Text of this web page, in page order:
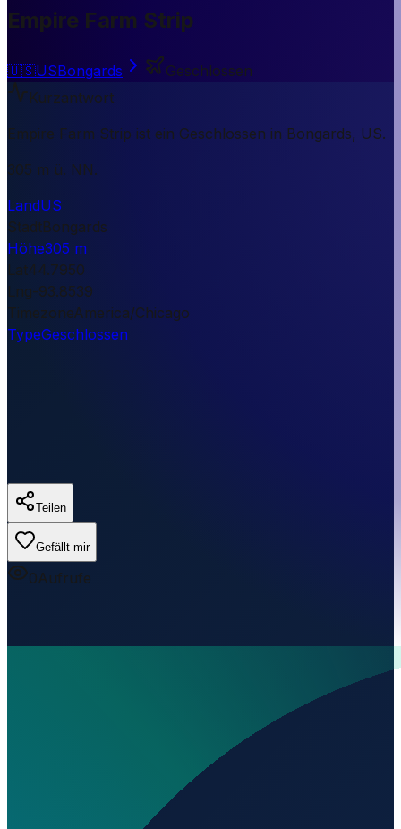
Empire Farm Strip
🇺🇸USBongards
Geschlossen
Kurzantwort
Empire Farm Strip ist ein Geschlossen in Bongards, US.
305 m ü. NN.
LandUS
StadtBongards
Höhe305 m
Lat44.7950
Lng-93.8539
TimezoneAmerica/Chicago
TypeGeschlossen
Teilen
Gefällt mir
0Aufrufe